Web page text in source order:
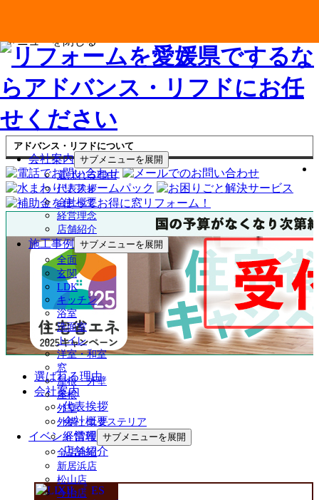
会社案内 サブメニューを展開
選ばれる理由
代表挨拶
会社概要
経営理念
店舗紹介
施工事例 サブメニューを展開
全面
玄関
LDK
キッチン
浴室
洗面室
トイレ
洋室・和室
窓
屋根・外壁
屋根
外壁
外構・エクステリア
イベント情報 サブメニューを展開
全店合同
新居浜店
松山店
今治店
メニューを閉じる
アドバンス・リフドについて
選ばれる理由
会社案内
代表挨拶
会社概要
経営理念
店舗紹介